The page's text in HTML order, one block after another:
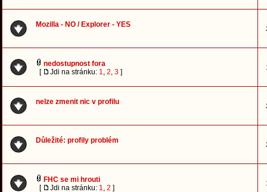
Mozilla - NO / Explorer - YES
nedostupnost fora
[
Jdi na stránku: 1, 2, 3 ]
nelze zmenit nic v profilu
Důležité: profily problém
FHC se mi hrouti
[
Jdi na stránku: 1, 2 ]